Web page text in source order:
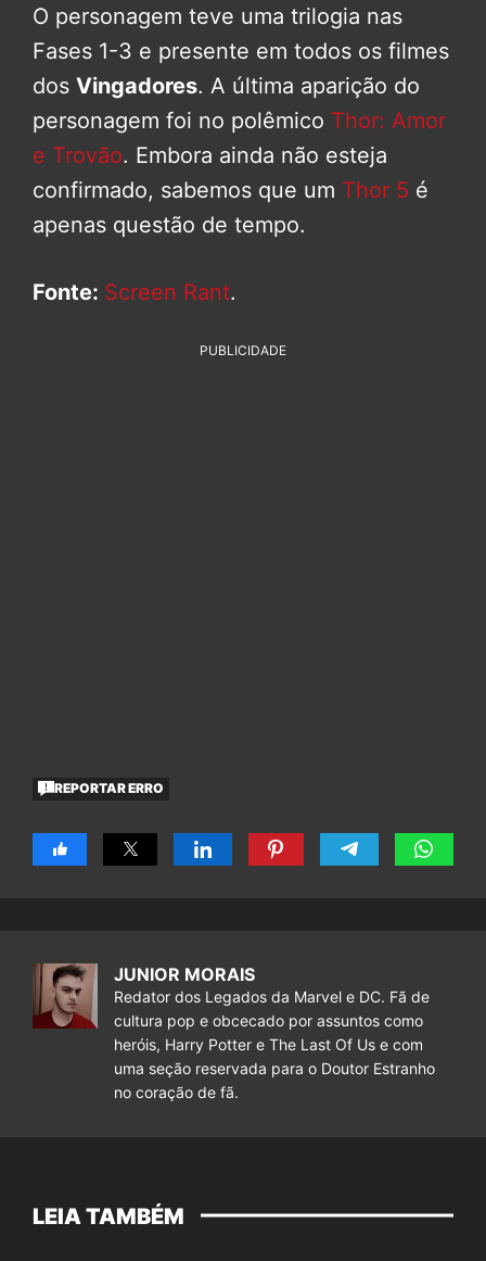
O personagem teve uma trilogia nas
Fases 1-3 e presente em todos os filmes
dos Vingadores. A última aparição do
personagem foi no polêmico Thor: Amor
e Trovão. Embora ainda não esteja
confirmado, sabemos que um Thor 5 é
apenas questão de tempo.
Fonte: Screen Rant.
PUBLICIDADE
REPORTAR ERRO
JUNIOR MORAIS
Redator dos Legados da Marvel e DC. Fã de
cultura pop e obcecado por assuntos como
heróis, Harry Potter e The Last Of Us e com
uma seção reservada para o Doutor Estranho
no coração de fã.
LEIA TAMBÉM